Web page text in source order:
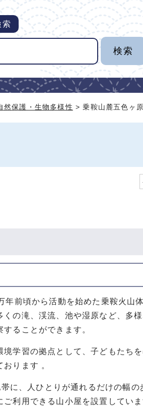
索
然保護・生物多様性 > 乗鞍山麓五色ヶ
前頃から活動を始めた乗鞍火山
くの滝、渓流、池や湿原など、多
ることができます。
学習の拠点として、子どもたち
ります 。
に、人ひとりが通れるだけの幅の
利用できる山小屋を設置していま